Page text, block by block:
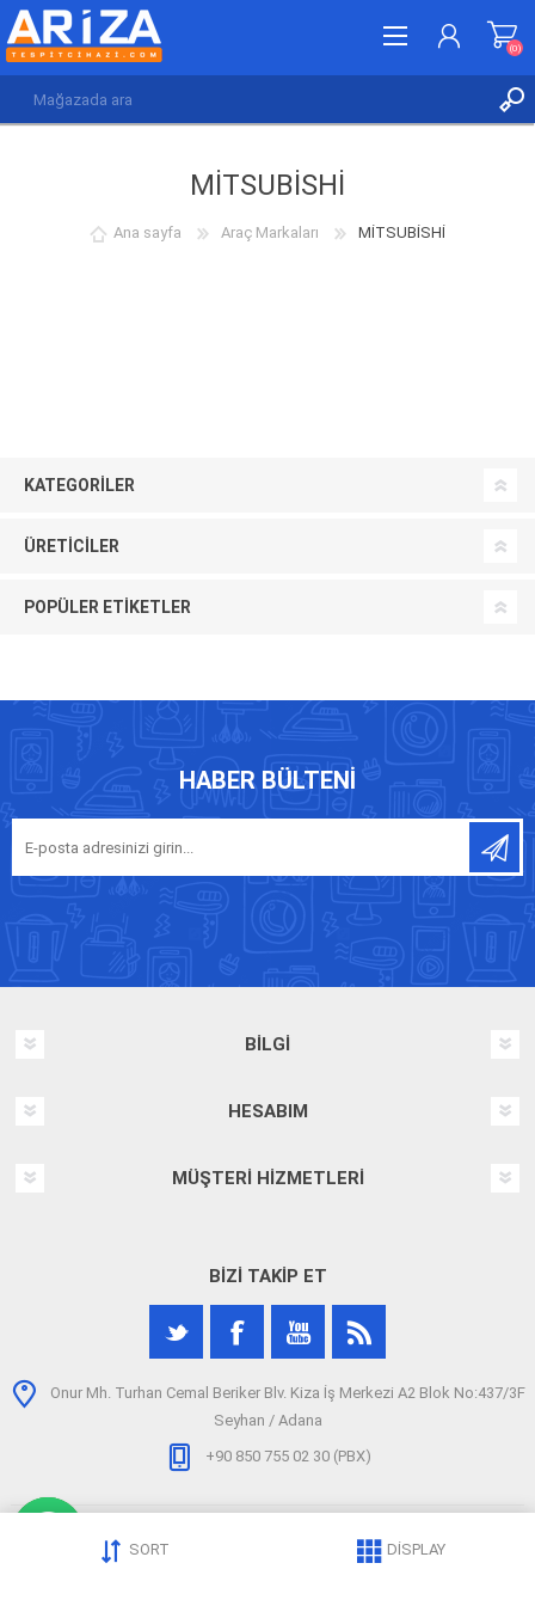
(0)
MİTSUBİSHİ
Ana sayfa Araç Markaları MİTSUBİSHİ
KATEGORILER
ÜRETICILER
POPÜLER ETIKETLER
HABER BÜLTENI
BILGI
HESABIM
MÜŞTERI HIZMETLERI
BIZI TAKIP ET
Onur Mh. Turhan Cemal Beriker Blv. Kiza İş Merkezi A2 Blok No:437/3F
Seyhan / Adana
+90 850 755 02 30 (PBX)
Telif hakkı © 2026 arizatespitcihazi.com. Tüm hakları saklıdır.
SORT DISPLAY